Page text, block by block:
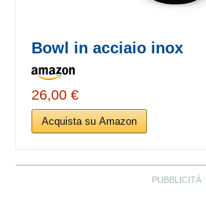
Bowl in acciaio inox
26,00 €
Acquista su Amazon